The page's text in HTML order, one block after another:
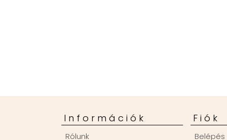
Információk
Rólunk
Fiók
Belépés